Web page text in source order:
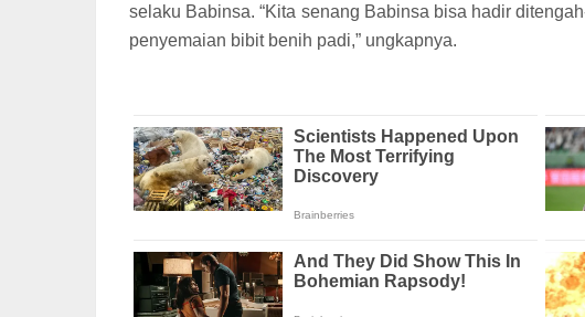
selaku Babinsa. “Kita senang Babinsa bisa hadir
penyemaian bibit benih padi,” ungkapnya.